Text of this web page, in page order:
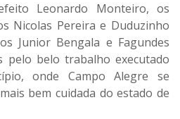
Leonardo Monteiro, os
Nicolas Pereira e Duduzinho
Junior Bengala e Fagundes
pelo belo trabalho executado
onde Campo Alegre se
bem cuidada do estado de